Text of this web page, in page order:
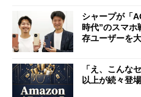
シャープが「
時代”のスマ
存ユーザーを大
「え、こんな
以上が続々登